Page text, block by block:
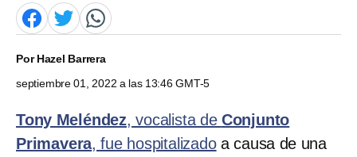
PorHazel Barrera
septiembre 01, 2022 a las 13:46 GMT-5
Tony Meléndez, vocalista de Conjunto
Primavera, fue hospitalizadoa causa de una